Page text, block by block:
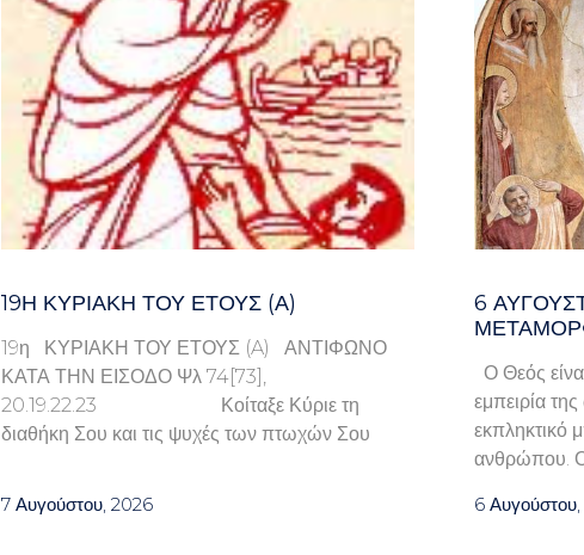
19Η ΚΥΡΙΑΚΉ ΤΟΥ ΈΤΟΥΣ (Α)
19η ΚΥΡΙΑΚΗ ΤΟΥ ΕΤΟΥΣ (A) ΑΝΤΙΦΩΝΟ
ΚΑΤΑ ΤΗΝ ΕΙΣΟΔΟ Ψλ 74[73],
20.19.22.23 Κοίταξε Κύριε τη
διαθήκη Σου και τις ψυχές των πτωχών Σου
7 Αυγούστου, 2026
6
Ο Θεός
εμπειρία
εκπληκτικό
ανθρώπου.
6